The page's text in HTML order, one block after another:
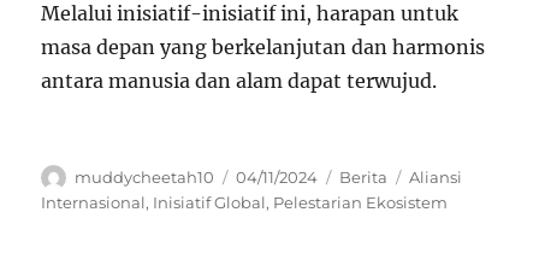
Melalui inisiatif-inisiatif ini, harapan untuk
masa depan yang berkelanjutan dan harmonis
antara manusia dan alam dapat terwujud.
Author
muddycheetah10
Posted
on
04/11/2024 Categories
Berita Tags
Aliansi
Internasional, Inisiatif Global, Pelestarian Ekosistem